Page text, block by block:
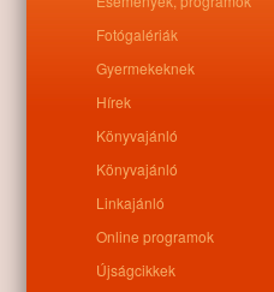
Fotógalériák
Gyermekeknek
Hírek
Könyvajánló
Könyvajánló
Linkajánló
Online programok
Újságcikkek